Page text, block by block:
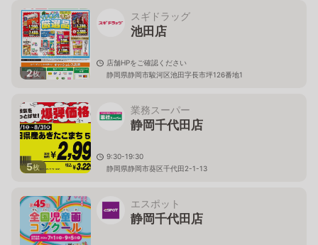
2枚
スギドラッグ
池田店
店舗HPをご確認ください
静岡県静岡市駿河区池田字長市坪126番地1
5枚
業務スーパー
静岡千代田店
9:30-19:30
静岡県静岡市葵区千代田2-1-13
エスポット
静岡千代田店